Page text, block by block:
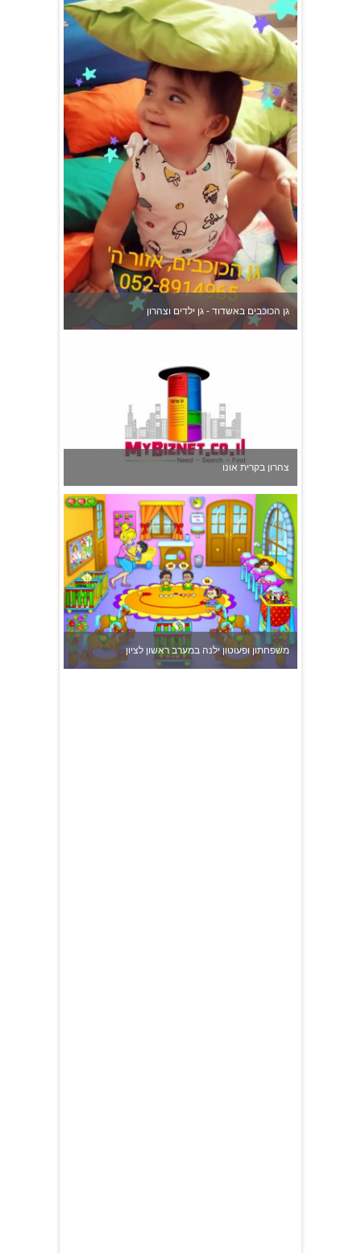
גן הכוכבים באשדוד - גן ילדים וצהרון
משפחתון ופעוטון ילנה במערב ראשון לציון